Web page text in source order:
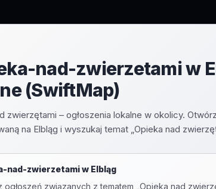
nad-zwierzetami w
(SwiftMap)
zwierzętami – ogłoszenia lokalne w okolicy.
na Elbląg i wyszukaj temat „Opieka nad
nad-zwierzetamiw Elbląg
ogłoszeń związanych z tematem „ Opieka nad